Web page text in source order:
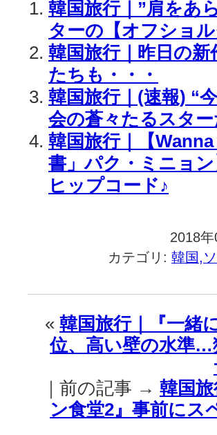
韓国旅行｜”肩をあ
ターの【オフショ
韓国旅行｜昨日の
たちも・・・
韓国旅行｜(速報) “
会の蒼々たるスター
韓国旅行｜【
書」パク・ミニョ
ヒップコード♪
2018年
カテゴリ: 韓国,
« 韓国旅行｜『一緒
位、高い壁の水準…
｜前の記事 → 韓国
ン食堂2』事前にス